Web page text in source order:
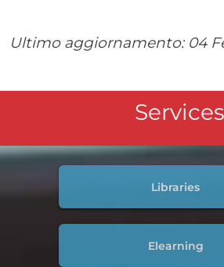
Ultimo aggiornamento: 04
Services
Libraries
Elearning